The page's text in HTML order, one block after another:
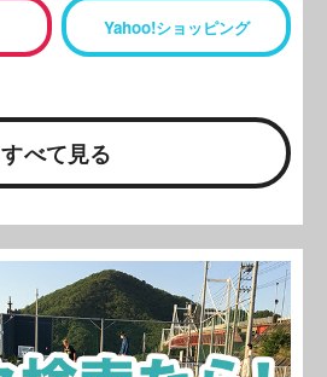
Yahoo!ショッピング
すべて見る